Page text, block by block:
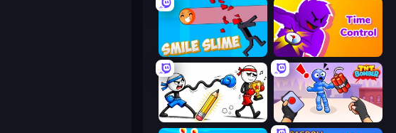
Smile Slime Time Control!
Doodle Smash TNT Bomber